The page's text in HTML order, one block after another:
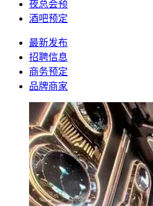
夜总会预
酒吧预定
最新发布
招聘信息
商务预定
品牌商家